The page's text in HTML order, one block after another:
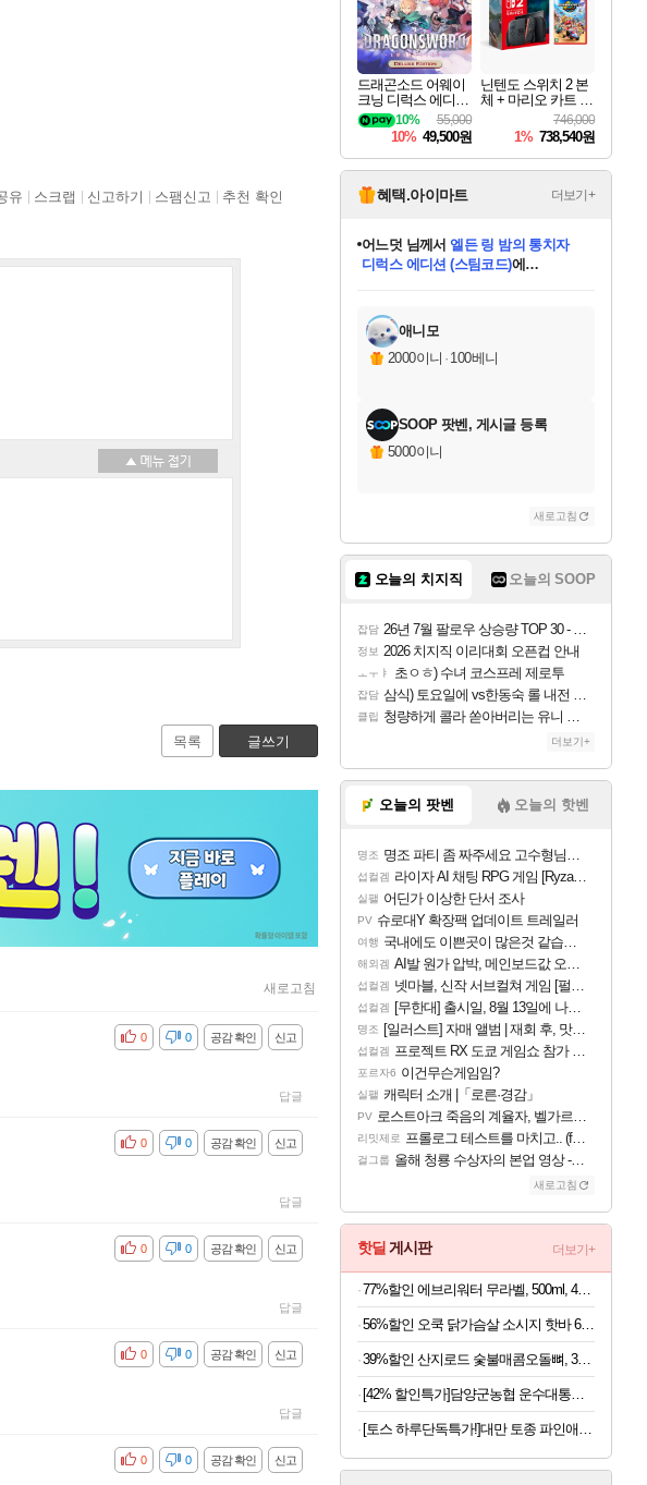
유 스크랩 신고하기 스팸신고 추천 확인
목록 글쓰기
새로고침
신고
공감 확인
비공감 0
0
답글
신고
공감 확인
비공감 0
0
답글
신고
공감 확인
비공감 0
0
답글
신고
공감 확인
비공감 0
0
답글
신고
공감 확인
비공감 0
0
드래곤소드 어웨이
크닝 디럭스 에디션
DragonSword Awake
ning Deluxe Edition
55,000
10%
10% 49,500원
닌텐도 스위치 2 본
체 + 마리오 카트 월
746,000
1% 738,540원
혜택.아이마트 더보기+
당첨되셨습니다.
당첨되셨습니다.
어느덧 님께서엘든 링 밤의 통치자
디럭스 에디션 (스팀코드)에
당첨되셨습니다.
에디션 (스팀코드)
당첨되셨습니다.
당첨되셨습니다.
당첨되셨습니다.
당첨되셨습니다.
애니모
2000이니 · 100베니
SOOP 팟벤, 게시글 등록
5000이니
새로고침
오늘의 치지직 오늘의 SOOP
잡담 26년 7월 팔로우 상승량 TOP 30 - 월간 치지직
정보 2026 치지직 이리대회 오픈컵 안내
ㅗㅜㅑ 초ㅇㅎ) 수녀 코스프레 제로투
잡담 삼식) 토요일에 vs한동숙 롤 내전 예정
클립 청량하게 콜라 쏟아버리는 유니 ㅋㅋㅋ
더보기+
오늘의 팟벤 오늘의 핫벤
명조 명조 파티 좀 짜주세요 고수형님들…
섭컬겜 라이자 AI 채팅 RPG 게임 [RyzaChat: AI] 공개
실팰 어딘가 이상한 단서 조사
PV 슈로대Y 확장팩 업데이트 트레일러
여행 국내에도 이쁜곳이 많은것 같습니다
해외겜 AI발 원가 압박, 메인보드값 오르나
섭컬겜 넷마블, 신작 서브컬쳐 게임 [펄 인 블루] 티저 사이트 오픈
섭컬겜 [무한대] 출시일, 8월 13일에 나오나
명조 [일러스트] 자매 앨범 | 재회 후, 맛집에서
섭컬겜 프로젝트 RX 도쿄 게임쇼 참가 결정
포르자6 이건무슨게임임?
실팰 캐릭터 소개 |「로른·경감」
PV 로스트아크 죽음의 계율자, 벨가르딘 티저
리밋제로 프롤로그 테스트를 마치고.. (feat. 리아)
걸그룹 올해 청룡 수상자의 본업 영상 - 스테이씨 윤
새로고침
핫딜 게시판 더보기+
77%할인 에브리워터 무라벨, 500ml, 40개
56%할인 오쿡 닭가슴살 소시지 핫바 6종, 70g, 12개
39%할인 산지로드 숯불매콤오돌뼈, 300g, 4팩
[토스 하루단독특가!]대만 토종 파인애플 펑리수, 180g, 2박스